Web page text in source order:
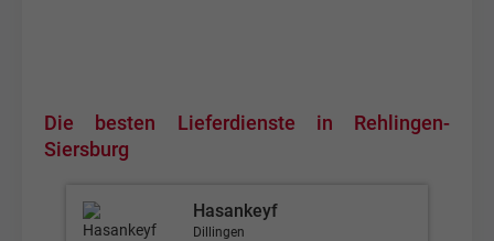
Die besten Lieferdienste in Rehlingen-
Siersburg
Hasankeyf
Dillingen